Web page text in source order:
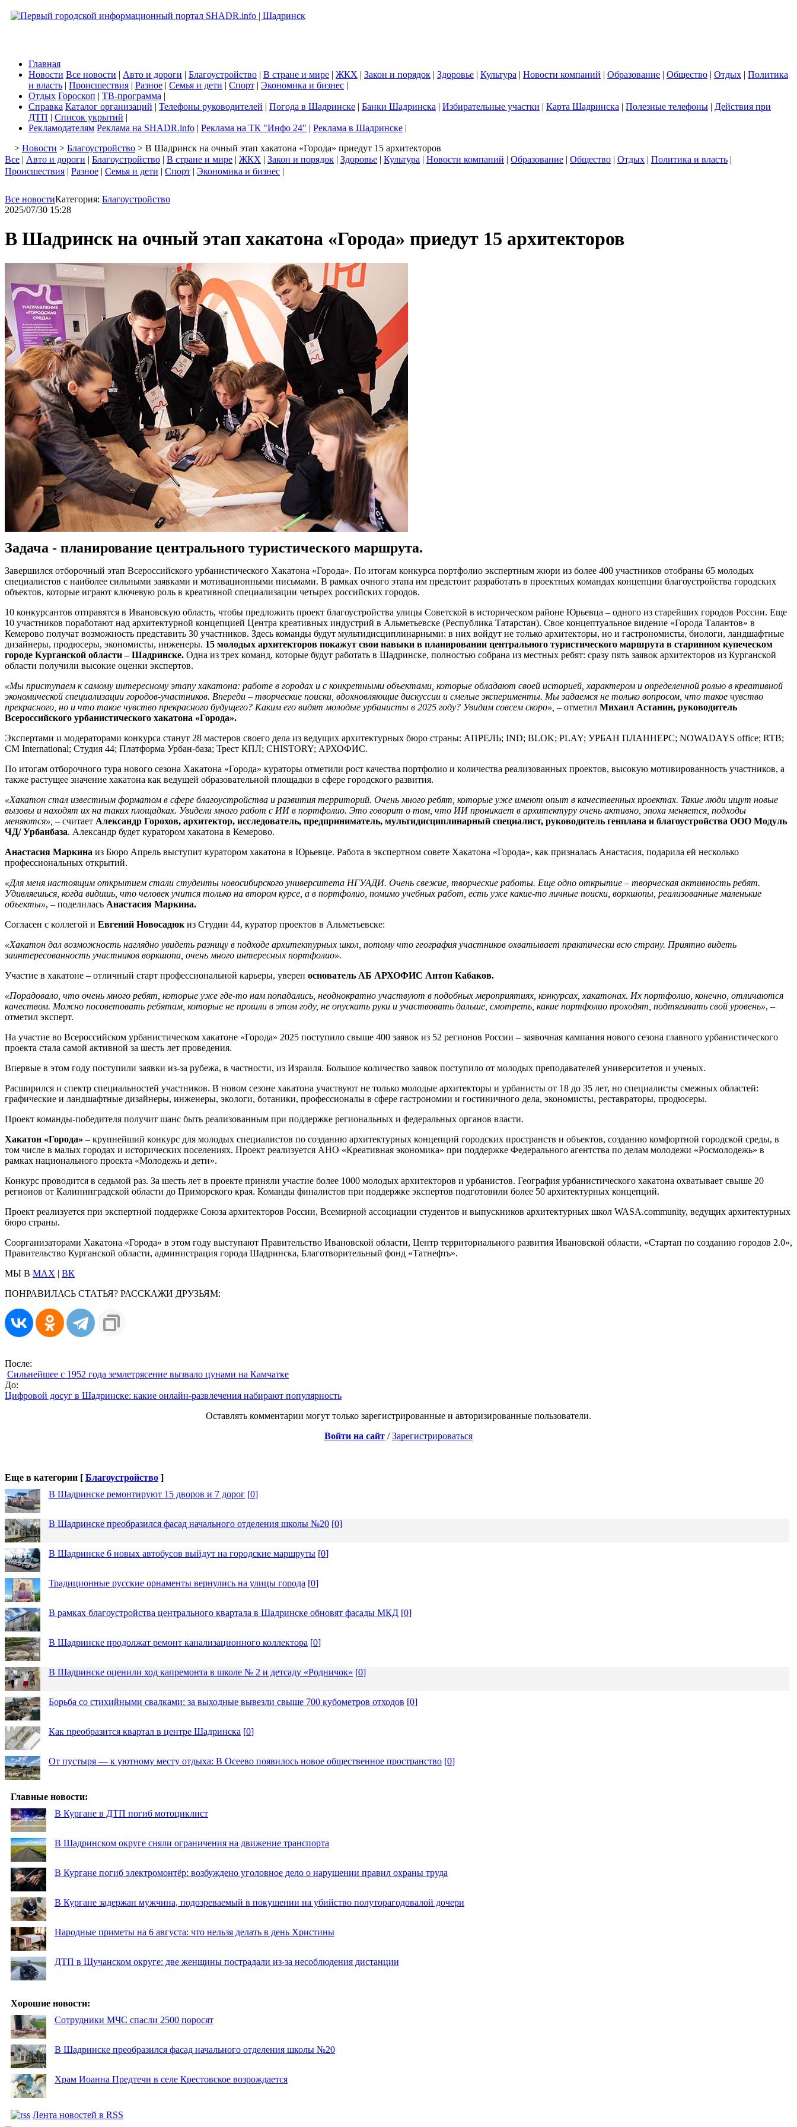
Главная
Новости Все новости | Авто и дороги | Благоустройство | В стране и мире | ЖКХ | Закон и порядок | Здоровье | Культура | Новости компаний | Образование | Общество | Отдых | Политика
и власть | Происшествия | Разное | Семья и дети | Спорт | Экономика и бизнес |
Отдых Гороскоп | ТВ-программа |
Справка Каталог организаций | Телефоны руководителей | Погода в Шадринске | Банки Шадринска | Избирательные участки | Карта Шадринска | Полезные телефоны | Действия при
ДТП | Список укрытий |
Рекламодателям Реклама на SHADR.info | Реклама на ТК "Инфо 24" | Реклама в Шадринске |
> Новости > Благоустройство > В Шадринск на очный этап хакатона «Города» приедут 15 архитекторов
Все | Авто и дороги | Благоустройство | В стране и мире | ЖКХ | Закон и порядок | Здоровье | Культура | Новости компаний | Образование | Общество | Отдых | Политика и власть |
Происшествия | Разное | Семья и дети | Спорт | Экономика и бизнес |
Все новостиКатегория: Благоустройство
2025/07/30 15:28
В Шадринск на очный этап хакатона «Города» приедут 15 архитекторов
Задача - планирование центрального туристического маршрута.
Завершился отборочный этап Всероссийского урбанистического Хакатона «Города». По итогам конкурса портфолио экспертным жюри из более 400 участников отобраны 65 молодых
специалистов с наиболее сильными заявками и мотивационными письмами. В рамках очного этапа им предстоит разработать в проектных командах концепции благоустройства городских
объектов, которые играют ключевую роль в креативной специализации четырех российских городов.
10 конкурсантов отправятся в Ивановскую область, чтобы предложить проект благоустройства улицы Советской в историческом районе Юрьевца – одного из старейших городов России. Еще
10 участников поработают над архитектурной концепцией Центра креативных индустрий в Альметьевске (Республика Татарстан). Свое концептуальное видение «Города Талантов» в
Кемерово получат возможность представить 30 участников. Здесь команды будут мультидисциплинарными: в них войдут не только архитекторы, но и гастрономисты, биологи, ландшафтные
дизайнеры, продюсеры, экономисты, инженеры. 15 молодых архитекторов покажут свои навыки в планировании центрального туристического маршрута в старинном купеческом
городе Курганской области – Шадринске. Одна из трех команд, которые будут работать в Шадринске, полностью собрана из местных ребят: сразу пять заявок архитекторов из Курганской
области получили высокие оценки экспертов.
«Мы приступаем к самому интересному этапу хакатона: работе в городах и с конкретными объектами, которые обладают своей историей, характером и определенной ролью в креативной
экономической специализации городов-участников. Впереди – творческие поиски, вдохновляющие дискуссии и смелые эксперименты. Мы задаемся не только вопросом, что такое чувство
прекрасного, но и что такое чувство прекрасного будущего? Каким его видят молодые урбанисты в 2025 году? Увидим совсем скоро», – отметил Михаил Астанин, руководитель
Всероссийского урбанистического хакатона «Города».
Экспертами и модераторами конкурса станут 28 мастеров своего дела из ведущих архитектурных бюро страны: АПРЕЛЬ; IND; BLOK; PLAY; УРБАН ПЛАННЕРС; NOWADAYS office; RTB;
CM International; Студия 44; Платформа Урбан-база; Трест КПЛ; CHISTORY; АРХОФИС.
По итогам отборочного тура нового сезона Хакатона «Города» кураторы отметили рост качества портфолио и количества реализованных проектов, высокую мотивированность участников, а
также растущее значение хакатона как ведущей образовательной площадки в сфере городского развития.
«Хакатон стал известным форматом в сфере благоустройства и развития территорий. Очень много ребят, которые уже имеют опыт в качественных проектах. Такие люди ищут новые
вызовы и находят их на таких площадках. Увидели много работ с ИИ в портфолио. Это говорит о том, что ИИ проникает в архитектуру очень активно, эпоха меняется, подходы
меняются», – считает Александр Горохов, архитектор, исследователь, предприниматель, мультидисциплинарный специалист, руководитель генплана и благоустройства ООО Модуль
ЧД/ Урбанбаза. Александр будет куратором хакатона в Кемерово.
Анастасия Маркина из Бюро Апрель выступит куратором хакатона в Юрьевце. Работа в экспертном совете Хакатона «Города», как призналась Анастасия, подарила ей несколько
профессиональных открытий.
«Для меня настоящим открытием стали студенты новосибирского университета НГУАДИ. Очень свежие, творческие работы. Еще одно открытие – творческая активность ребят.
Удивляешься, когда видишь, что человек учится только на втором курсе, а в портфолио, помимо учебных работ, есть уже какие-то личные поиски, воркшопы, реализованные маленькие
объекты», – поделилась Анастасия Маркина.
Согласен с коллегой и Евгений Новосадюк из Студии 44, куратор проектов в Альметьевске:
«Хакатон дал возможность наглядно увидеть разницу в подходе архитектурных школ, потому что география участников охватывает практически всю страну. Приятно видеть
заинтересованность участников воркшопа, очень много интересных портфолио».
Участие в хакатоне – отличный старт профессиональной карьеры, уверен основатель АБ АРХОФИС Антон Кабаков.
«Порадовало, что очень много ребят, которые уже где-то нам попадались, неоднократно участвуют в подобных мероприятиях, конкурсах, хакатонах. Их портфолио, конечно, отличаются
качеством. Можно посоветовать ребятам, которые не прошли в этом году, не опускать руки и участвовать дальше, смотреть, какие портфолио проходят, подтягивать свой уровень», –
отметил эксперт.
На участие во Всероссийском урбанистическом хакатоне «Города» 2025 поступило свыше 400 заявок из 52 регионов России – заявочная кампания нового сезона главного урбанистического
проекта стала самой активной за шесть лет проведения.
Впервые в этом году поступили заявки из-за рубежа, в частности, из Израиля. Большое количество заявок поступило от молодых преподавателей университетов и ученых.
Расширился и спектр специальностей участников. В новом сезоне хакатона участвуют не только молодые архитекторы и урбанисты от 18 до 35 лет, но специалисты смежных областей:
графические и ландшафтные дизайнеры, инженеры, экологи, ботаники, профессионалы в сфере гастрономии и гостиничного дела, экономисты, реставраторы, продюсеры.
Проект команды-победителя получит шанс быть реализованным при поддержке региональных и федеральных органов власти.
Хакатон «Города» – крупнейший конкурс для молодых специалистов по созданию архитектурных концепций городских пространств и объектов, созданию комфортной городской среды, в
том числе в малых городах и исторических поселениях. Проект реализуется АНО «Креативная экономика» при поддержке Федерального агентства по делам молодежи «Росмолодежь» в
рамках национального проекта «Молодежь и дети».
Конкурс проводится в седьмой раз. За шесть лет в проекте приняли участие более 1000 молодых архитекторов и урбанистов. География урбанистического хакатона охватывает свыше 20
регионов от Калининградской области до Приморского края. Команды финалистов при поддержке экспертов подготовили более 50 архитектурных концепций.
Проект реализуется при экспертной поддержке Союза архитекторов России, Всемирной ассоциации студентов и выпускников архитектурных школ WASA.community, ведущих архитектурных
бюро страны.
Соорганизаторами Хакатона «Города» в этом году выступают Правительство Ивановской области, Центр территориального развития Ивановской области, «Стартап по созданию городов 2.0»,
Правительство Курганской области, администрация города Шадринска, Благотворительный фонд «Татнефть».
МЫ В MAX | ВК
ПОНРАВИЛАСЬ СТАТЬЯ? РАССКАЖИ ДРУЗЬЯМ:
После:
Сильнейшее с 1952 года землетрясение вызвало цунами на Камчатке
До:
Цифровой досуг в Шадринске: какие онлайн-развлечения набирают популярность
Оставлять комментарии могут только зарегистрированные и авторизированные пользователи.
Войти на сайт /Зарегистрироваться
Еще в категории [ Благоустройство ]
В Шадринске ремонтируют 15 дворов и 7 дорог [0]
В Шадринске преобразился фасад начального отделения школы №20 [0]
В Шадринске 6 новых автобусов выйдут на городские маршруты [0]
Традиционные русские орнаменты вернулись на улицы города [0]
В рамках благоустройства центрального квартала в Шадринске обновят фасады МКД [0]
В Шадринске продолжат ремонт канализационного коллектора [0]
В Шадринске оценили ход капремонта в школе № 2 и детсаду «Родничок» [0]
Борьба со стихийными свалками: за выходные вывезли свыше 700 кубометров отходов [0]
Как преобразится квартал в центре Шадринска [0]
От пустыря — к уютному месту отдыха: В Осеево появилось новое общественное пространство [0]
Главные новости:
В Кургане в ДТП погиб мотоциклист
В Шадринском округе сняли ограничения на движение транспорта
В Кургане погиб электромонтёр: возбуждено уголовное дело о нарушении правил охраны труда
В Кургане задержан мужчина, подозреваемый в покушении на убийство полуторагодовалой дочери
Народные приметы на 6 августа: что нельзя делать в день Христины
ДТП в Щучанском округе: две женщины пострадали из-за несоблюдения дистанции
Хорошие новости:
Сотрудники МЧС спасли 2500 поросят
В Шадринске преобразился фасад начального отделения школы №20
Храм Иоанна Предтечи в селе Крестовское возрождается
Лента новостей в RSS